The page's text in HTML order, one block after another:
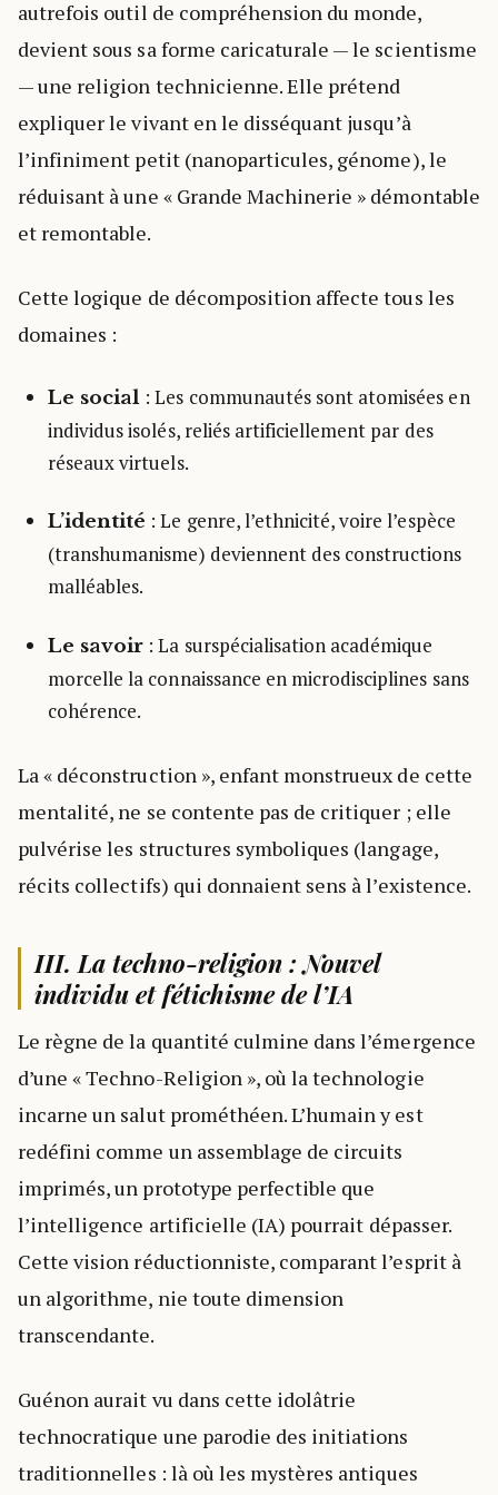
autrefois outil de compréhension du monde,
devient sous sa forme caricaturale — le scientisme
— une religion technicienne. Elle prétend
expliquer le vivant en le disséquant jusqu’à
l’infiniment petit (nanoparticules, génome), le
réduisant à une « Grande Machinerie » démontable
et remontable.
Cette logique de décomposition affecte tous les
domaines :
Le social : Les communautés sont atomisées en
individus isolés, reliés artificiellement par des
réseaux virtuels.
L’identité : Le genre, l’ethnicité, voire l’espèce
(transhumanisme) deviennent des constructions
malléables.
Le savoir : La surspécialisation académique
morcelle la connaissance en microdisciplines sans
cohérence.
La « déconstruction », enfant monstrueux de cette
mentalité, ne se contente pas de critiquer ; elle
pulvérise les structures symboliques (langage,
récits collectifs) qui donnaient sens à l’existence.
III. La techno-religion : Nouvel
individu et fétichisme de l’IA
Le règne de la quantité culmine dans l’émergence
d’une « Techno-Religion », où la technologie
incarne un salut prométhéen. L’humain y est
redéfini comme un assemblage de circuits
imprimés, un prototype perfectible que
l’intelligence artificielle (IA) pourrait dépasser.
Cette vision réductionniste, comparant l’esprit à
un algorithme, nie toute dimension
transcendante.
Guénon aurait vu dans cette idolâtrie
technocratique une parodie des initiations
traditionnelles : là où les mystères antiques